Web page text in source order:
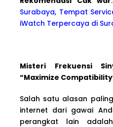
Surabaya, Tempat
iWatch Terpercaya di
Misteri Frekuensi
“Maximize
Salah satu alasan
internet dari gawai
perangkat lain